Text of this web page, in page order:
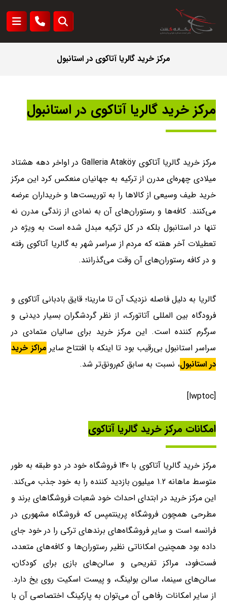
مرکز خرید گالریا آتاکوی در استانبول
مرکز خرید گالریا آتاکوی در استانبول
مرکز خرید گالریا آتاکوی Galleria Ataköy در اواخر دهه هشتاد
میلادی چهره‌ای مدرن از ترکیه به جهانیان منعکس کرد این مرکز
خرید طیف وسیعی از کالاها را به توریست‌ها و خریداران عرضه
می‌کنند. کافه‌ها و رستوران‌های آن به نمادی از زندگی مدرن نه
تنها در استانبول بلکه در کل ترکیه مبدل شده است به ویژه در
تعطیلات آخر هفته که مردم از سراسر شهر به گالریا آتاکوی رفته
و در کافه رستوران‌های آن وقت می‌گذرانند.
گالریا به دلیل فاصله نزدیک آن تا مارینا؛ قایق بادبانی آتاکوی و
فرودگاه بین المللی آتاتورک، از نظر گردشگران بسیار دیدنی و
سرگرم کننده است. این مرکز خرید برای سالیان متمادی در
سراسر استانبول بی‌رقیب بود تا اینکه با افتتاح سایر مراکز خرید
در استانبول، نسبت به سابق کم‌رونق‌تر شد.
[lwptoc]
امکانات مرکز خرید گالریا آتاکوی
مرکز خرید گالریا آتاکوی با 140 فروشگاه خود در دو طبقه به طور
متوسط ​​ماهانه 1.2 میلیون بازدید کننده را به خود جذب می‌کند.
این مرکز خرید در ابتدای احداث خود شعبات فروشگاهای برند و
مطرحی همچون فروشگاه پرینتمپس که فروشگاه مشهوری در
فرانسه است و سایر فروشگاه‌های برندهای ترکی را در خود جای
داده بود همچنین امکاناتی نظیر رستوران‌ها و کافه‌های متعدد،
فست‌فود، مراکز تفریحی و سالن‌های بازی برای کودکان،
سالن‌های سینما، سالن بولینگ، و پیست اسکیت روی یخ دارد.
از سایر امکانات رفاهی آن می‌توان به پارکینگ اختصاصی آن با